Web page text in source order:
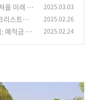
올 미래 변
2025.03.03
리스트부
2025.02.26
예적금 및
2025.02.24